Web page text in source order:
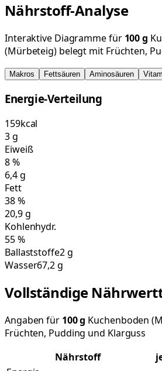
Nährstoff-Analyse
Interaktive Diagramme für 100g
(Mürbeteig) belegt mit Früchten,
Makros Fettsäuren Aminosäuren
Energie-Verteilung
159kcal
3g
Eiweiß
8%
6,4g
Fett
38%
20,9g
Kohlenhydr.
55%
Ballaststoffe2 g
Wasser67,2 g
Vollständige
Angaben für 100g Kuchenboden
Früchten, Pudding und Klarguss
Nährstoff